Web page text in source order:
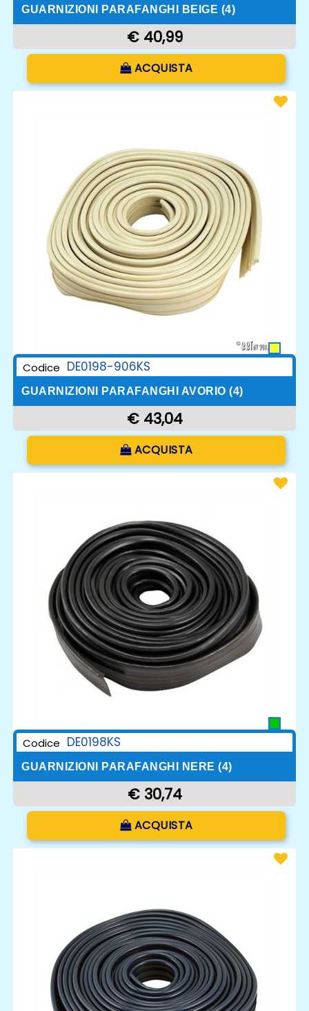
GUARNIZIONI PARAFANGHI BEIGE (4)
€ 40,99
Quantità
ACQUISTA
Codice DE0198-906KS
GUARNIZIONI PARAFANGHI AVORIO (4)
€ 43,04
Quantità
ACQUISTA
Codice DE0198KS
GUARNIZIONI PARAFANGHI NERE (4)
€ 30,74
ACQUISTA